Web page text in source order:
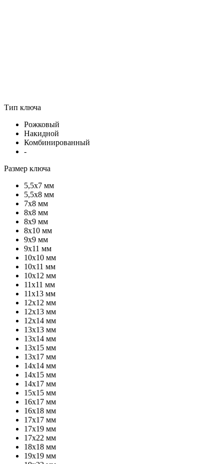
Тип ключа
Рожковый
Накидной
Комбинированный
-
Размер ключа
5,5х7 мм
5,5х8 мм
7х8 мм
8х8 мм
8х9 мм
8х10 мм
9х9 мм
9х11 мм
10х10 мм
10х11 мм
10х12 мм
11х11 мм
11х13 мм
12х12 мм
12х13 мм
12х14 мм
13х13 мм
13х14 мм
13х15 мм
13х17 мм
14х14 мм
14х15 мм
14х17 мм
15х15 мм
16х17 мм
16х18 мм
17х17 мм
17х19 мм
17х22 мм
18х18 мм
19х19 мм